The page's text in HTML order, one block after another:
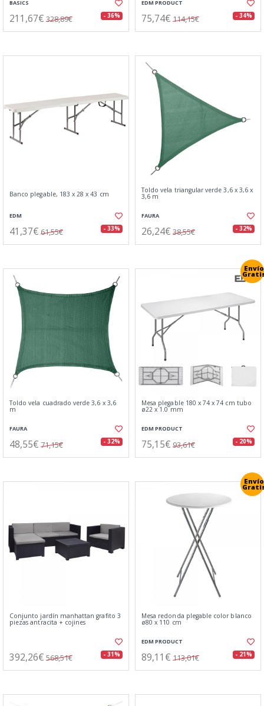
BASICS
211,67€ 328,89€ - 36%
EDM PRODUCT
75,74€ 114,15€ - 34%
Banco plegable, 183 x 28 x 43 cm
EDM
41,37€ 61,55€ - 33%
Toldo vela triangular verde 3,6 x 3,6 x
3,6 m
FAURA
26,24€ 38,55€ - 32%
Toldo vela cuadrado verde 3,6 x 3,6
m
FAURA
48,55€ 71,15€ - 32%
Envío
Mesa plegable 180 x 74 x 74 cm tubo
ø22 x 1.0 mm
EDM PRODUCT
75,15€ 93,61€ - 20%
Conjunto jardín manhattan grafito 3
piezas antracita + cojines
392,26€ 568,51€ - 31%
Envío
Mesa redonda plegable color blanco
ø80 x 110 cm
EDM PRODUCT
89,11€ 113,01€ - 21%